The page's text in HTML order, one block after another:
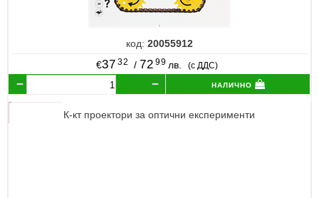
код: 20055912
€37 32 / 72 99 лв. (с ДДС)
налично
К-кт проектори за оптични експерименти